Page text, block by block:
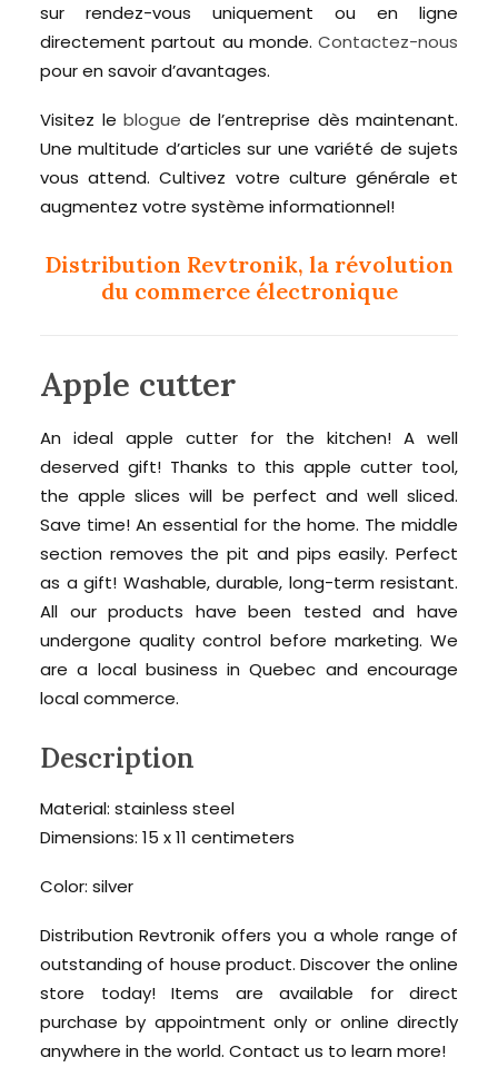
sur rendez-vous uniquement ou en ligne
directement partout au monde. Contactez-nous
pour en savoir d’avantages.
Visitez le blogue de l’entreprise dès maintenant.
Une multitude d’articles sur une variété de sujets
vous attend. Cultivez votre culture générale et
augmentez votre système informationnel!
Distribution Revtronik, la révolution
du commerce électronique
Apple cutter
An ideal apple cutter for the kitchen! A well
deserved gift! Thanks to this apple cutter tool,
the apple slices will be perfect and well sliced.
Save time! An essential for the home. The middle
section removes the pit and pips easily. Perfect
as a gift! Washable, durable, long-term resistant.
All our products have been tested and have
undergone quality control before marketing. We
are a local business in Quebec and encourage
local commerce.
Description
Material: stainless steel
Dimensions: 15 x 11 centimeters
Color: silver
Distribution Revtronik offers you a whole range of
outstanding of house product. Discover the online
store today! Items are available for direct
purchase by appointment only or online directly
anywhere in the world. Contact us to learn more!